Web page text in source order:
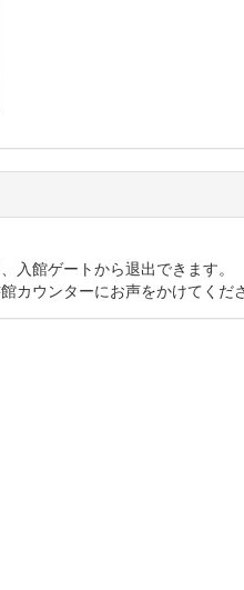
入館ゲートから退出できます。
カウンターにお声をかけてくだ